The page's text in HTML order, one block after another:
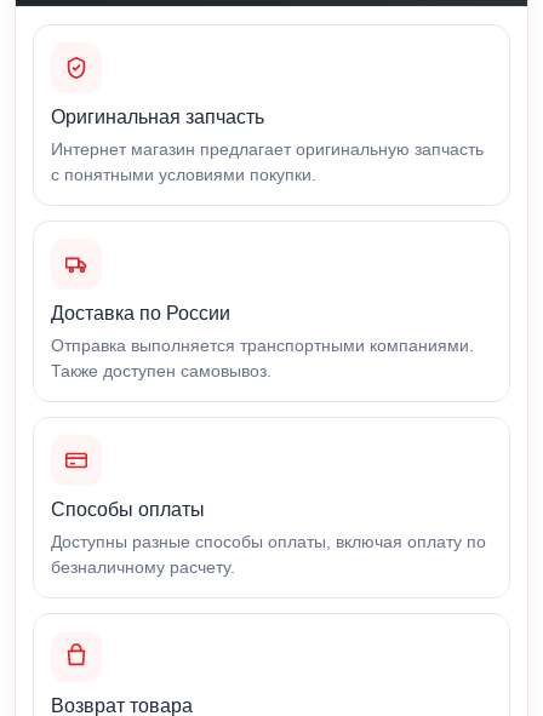
Оригинальная запчасть
Интернет магазин предлагает оригинальную запчасть
с понятными условиями покупки.
Доставка по России
Отправка выполняется транспортными компаниями.
Также доступен самовывоз.
Способы оплаты
Доступны разные способы оплаты, включая оплату по
безналичному расчету.
Возврат товара